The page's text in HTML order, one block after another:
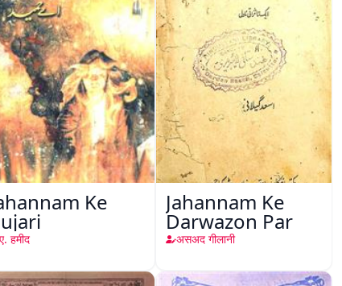
Ke
ए. हमीद
Jahannam Ke
Darwazon Par
असअद गीलानी